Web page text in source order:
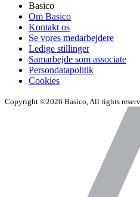
Basico
Om Basico
Kontakt os
Se vores medarbejdere
Ledige stillinger
Samarbejde som associate
Persondatapolitik
Cookies
Copyright ©2026 Basico, All rights